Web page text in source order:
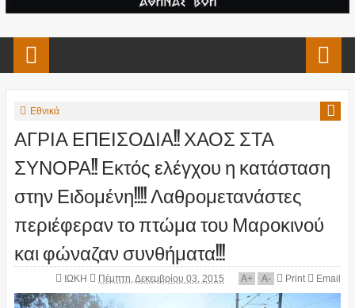
Εθνικά
ΑΓΡΙΑ ΕΠΕΙΣΟΔΙΑ!! ΧΑΟΣ ΣΤΑ
ΣΥΝΟΡΑ!! Εκτός ελέγχου η κατάσταση
στην Ειδομένη!!!! Λαθρομετανάστες
περιέφεραν το πτώμα του Μαροκινού
και φώναζαν συνθήματα!!!
ΙΩΚΗ Πέμπτη, Δεκεμβρίου 03, 2015 A+ A- Print Email